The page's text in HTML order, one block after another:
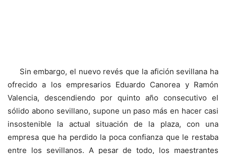
Sin embargo, el nuevo revés que la afición sevillana ha
ofrecido a los empresarios Eduardo Canorea y Ramón
Valencia, descendiendo por quinto año consecutivo el
sólido abono sevillano, supone un paso más en hacer casi
insostenible la actual situación de la plaza, con una
empresa que ha perdido la poca confianza que le restaba
entre los sevillanos. A pesar de todo, los maestrantes